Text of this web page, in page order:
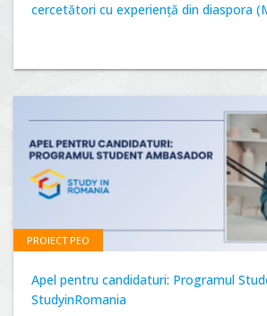
cercetători cu experiență din diaspora
PROIECT PEO
Apel pentru candidaturi: Programul
StudyinRomania